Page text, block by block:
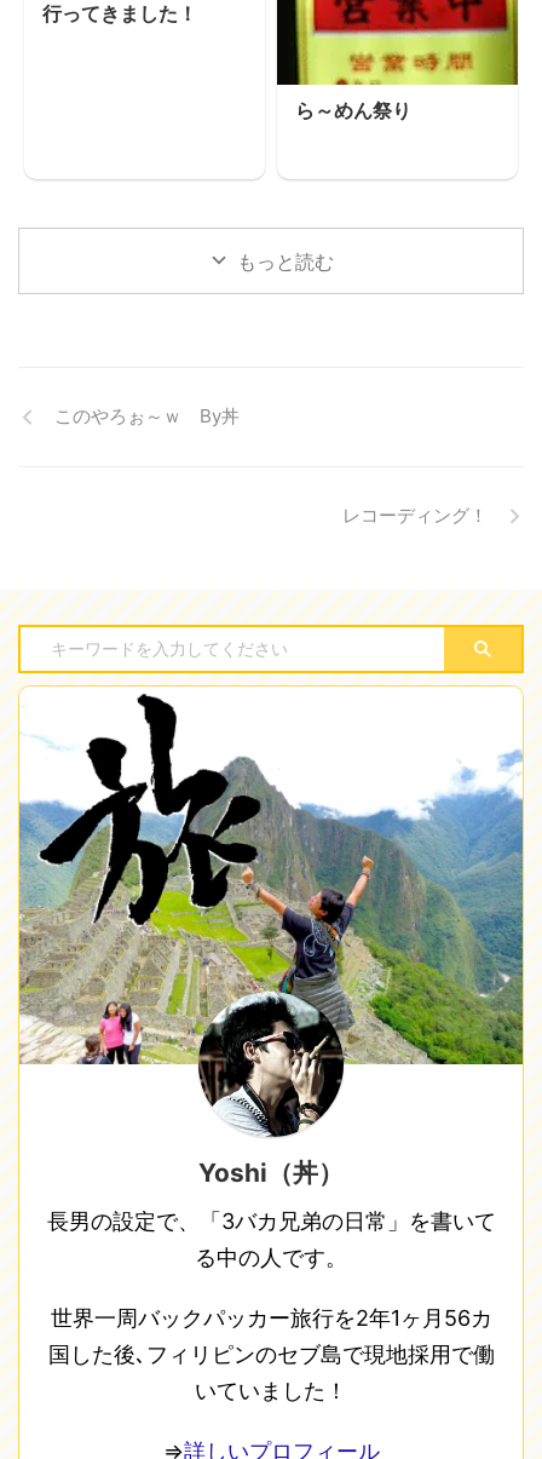
行ってきました！
ら～めん祭り
もっと読む
このやろぉ～ｗ By丼
レコーディング！
Yoshi（丼）
長男の設定で、「3バカ兄弟の日常」を書いて
る中の人です。
世界一周バックパッカー旅行を2年1ヶ月56カ
国した後､フィリピンのセブ島で現地採用で働
いていました！
⇒詳しいプロフィール